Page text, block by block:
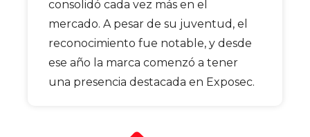
consolidó cada vez más en el
mercado. A pesar de su juventud, el
reconocimiento fue notable, y desde
ese año la marca comenzó a tener
una presencia destacada en Exposec.